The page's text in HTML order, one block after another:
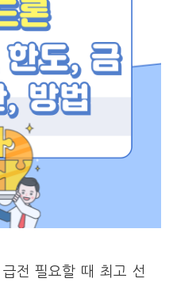
전 필요할 때 최고 선